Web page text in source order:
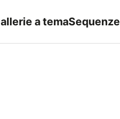
a temaSequenze